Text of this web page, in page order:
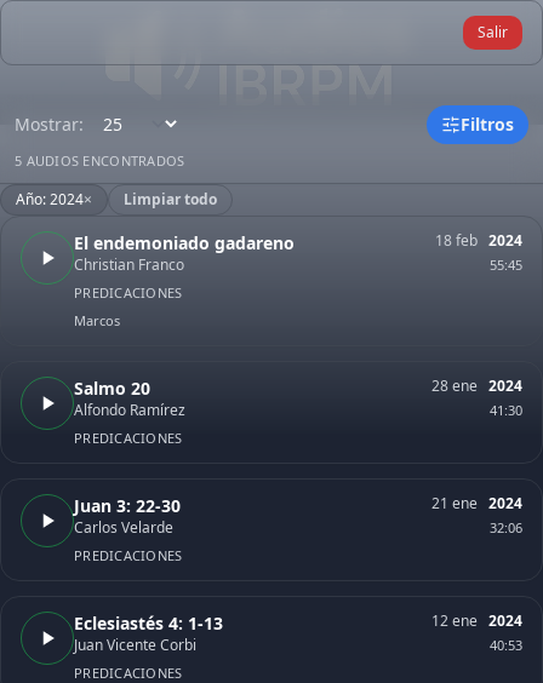
Salir
Mostrar: Filtros
5 AUDIOS ENCONTRADOS
Año: 2024× Limpiar todo
El endemoniado gadareno
Christian Franco
18 feb 2024
55:45
PREDICACIONES
Marcos
Salmo 20
Alfondo Ramírez
28 ene 2024
41:30
PREDICACIONES
Juan 3: 22-30
Carlos Velarde
21 ene 2024
32:06
PREDICACIONES
Eclesiastés 4: 1-13
Juan Vicente Corbi
12 ene 2024
40:53
PREDICACIONES